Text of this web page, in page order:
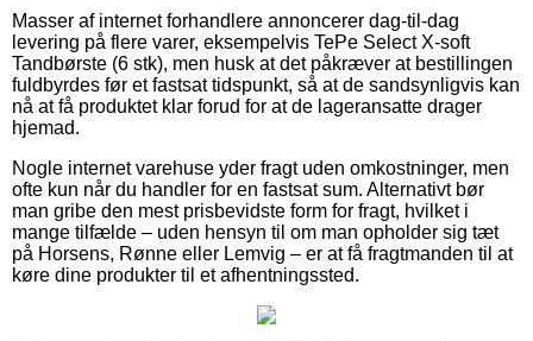
Masser af internet forhandlere annoncerer dag-til-dag
levering på flere varer, eksempelvis TePe Select X-soft
Tandbørste (6 stk), men husk at det påkræver at bestillingen
fuldbyrdes før et fastsat tidspunkt, så at de sandsynligvis kan
nå at få produktet klar forud for at de lageransatte drager
hjemad.
Nogle internet varehuse yder fragt uden omkostninger, men
ofte kun når du handler for en fastsat sum. Alternativt bør
man gribe den mest prisbevidste form for fragt, hvilket i
mange tilfælde – uden hensyn til om man opholder sig tæt
på Horsens, Rønne eller Lemvig – er at få fragtmanden til at
køre dine produkter til et afhentningssted.